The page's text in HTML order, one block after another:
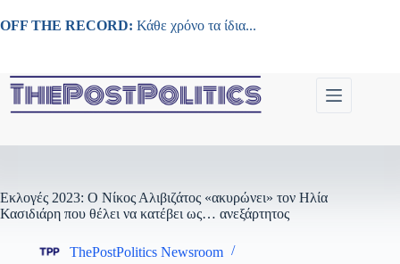
στο
OFF THE RECORD: Κάθε χρόνο τα ίδια...
Εκλογές 2023: Ο Νίκος Αλιβιζάτος «ακυρώνει» τον Ηλία
Κασιδιάρη που θέλει να κατέβει ως… ανεξάρτητος
ThePostPolitics Newsroom